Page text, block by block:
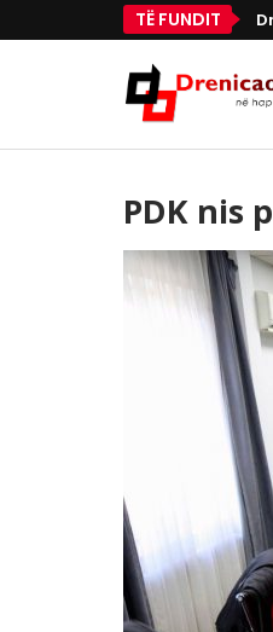
TË FUNDIT
PDK nis